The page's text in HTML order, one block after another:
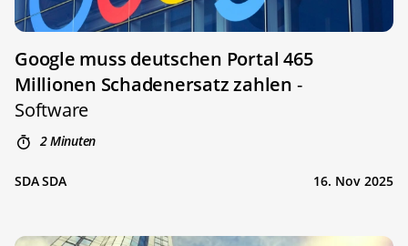
Google muss deutschen Portal 465
Millionen Schadenersatz zahlen -
Software
2 Minuten
SDA SDA 16. Nov 2025